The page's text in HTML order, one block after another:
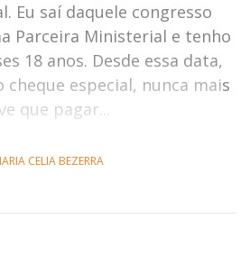
Eu saí daquele congresso
Parceira Ministerial e tenho
18 anos. Desde essa data,
cheque especial, nunca mais
que pagar...
CELIA BEZERRA